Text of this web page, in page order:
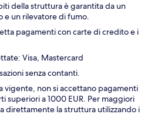
della struttura è garantita da un
e un rilevatore di fumo.
pagamenti con carte di credito e i
Visa, Mastercard
senza contanti.
vigente, non si accettano pagamenti
superiori a 1000 EUR. Per maggiori
direttamente la struttura utilizzando i